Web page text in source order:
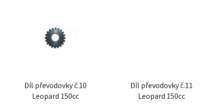
Díl převodovky č.10
Leopard 150cc
Díl převodovky č.11
Leopard 150cc